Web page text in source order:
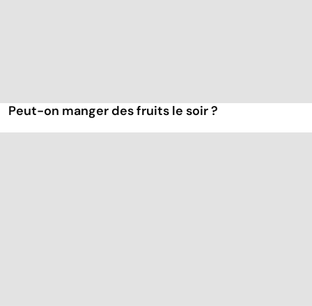
Peut-on manger des fruits le soir ?